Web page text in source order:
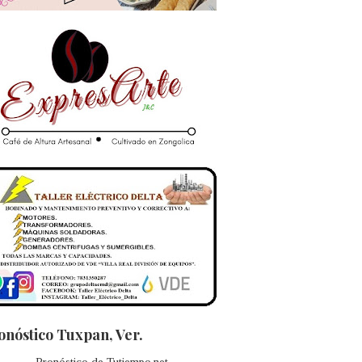
Tuxpan, Ver.